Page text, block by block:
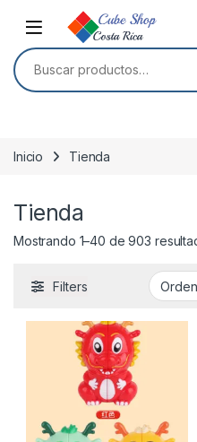
Skip to navigation
Skip to content
Buscar por:
Inicio Tienda
Tienda
Mostrando 1–40 de 903
Filters